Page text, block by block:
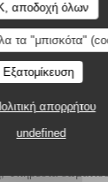
αποδοχή όλων
τα "μπισκότα"
Εξατομίκευση
απορρήτου
undefined
γλώσσα,
ασύρματη
για να
Υπηρεσία